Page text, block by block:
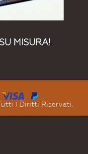
MISURA!
I Diritti Riservati.